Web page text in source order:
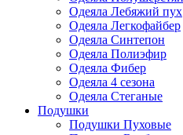
Одеяла Лебяжий пух
Одеяла Легкофайбер
Одеяла Синтепон
Одеяла Полиэфир
Одеяла Фибер
Одеяла 4 сезона
Одеяла Стеганые
Подушки
Подушки Пуховые